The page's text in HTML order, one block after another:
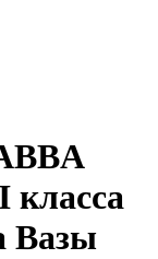
класса
Вазы